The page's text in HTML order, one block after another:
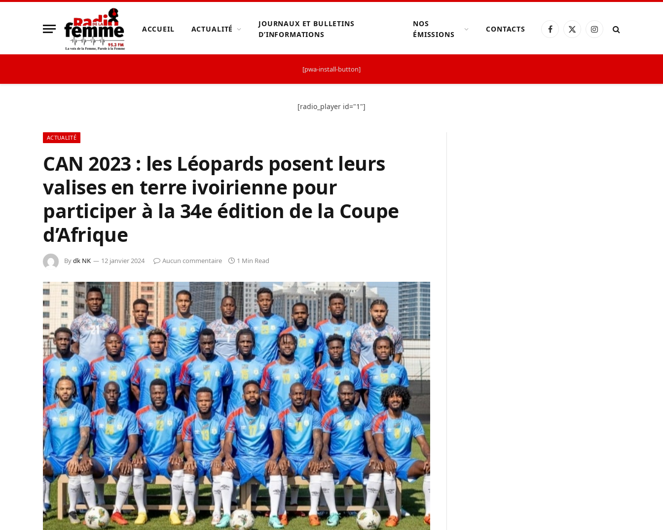
ACCUEIL ACTUALITÉ
JOURNAUX ET BULLETINS
D’INFORMATIONS
NOS
ÉMISSIONS
CONTACTS Facebook
X
Instagram
[pwa-install-button]
[radio_player id="1"]
ACTUALITÉ
CAN 2023 : les Léopards posent leurs
valises en terre ivoirienne pour
participer à la 34e édition de la Coupe
d’Afrique
Bydk NK 12 janvier 2024 Aucun commentaire 1 Min Read